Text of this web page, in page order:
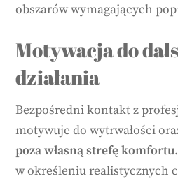
obszarów wymagających
Motywacja do
działania
Bezpośredni kontakt z
motywuje do wytrwałości
poza własną strefę komfortu
w określeniu realistycznych